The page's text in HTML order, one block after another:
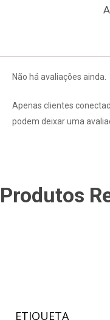
Não há avaliações ainda.
Apenas clientes
podem deixar uma
Produtos
ETIQUETA